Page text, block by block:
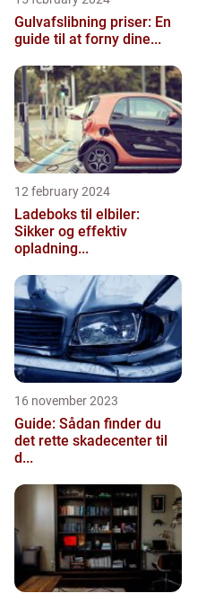
Gulvafslibning priser: En
guide til at forny dine...
12 february 2024
Ladeboks til elbiler:
Sikker og effektiv
opladning...
16 november 2023
Guide: Sådan finder du
det rette skadecenter til
d...